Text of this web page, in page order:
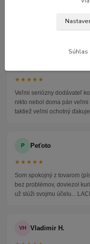
GOOGLE
★★★★★
Veľmi seriózny dodávateľ
nikto nebol doma pán
taktiež veľmi ochotný
P Peťoto
★★★★★
Som spokojný z tovarom
bez problémov, doviezol
už slúži svojmu účelu...
VH Vladimir H.